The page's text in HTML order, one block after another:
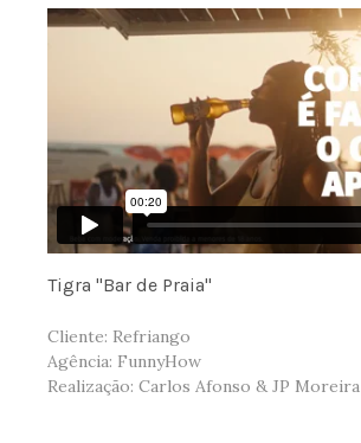
Tigra "Bar de Praia"
Cliente: Refriango
Agência: FunnyHow
Realização: Carlos Afonso & JP Moreira